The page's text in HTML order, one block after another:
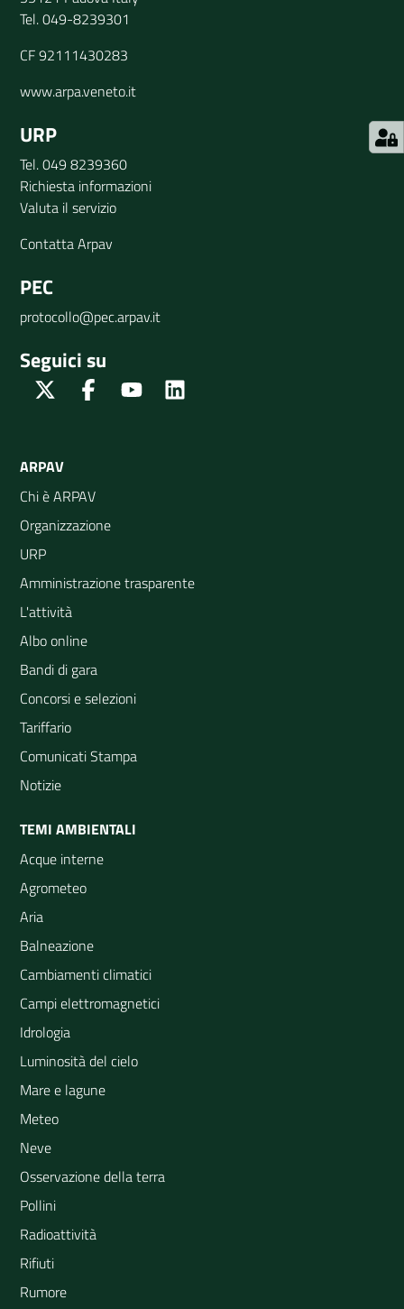
Tel. 049-8239301
CF 92111430283
www.arpa.veneto.it
URP
Tel. 049 8239360
Richiesta informazioni
Valuta il servizio
Contatta Arpav
PEC
protocollo@pec.arpav.it
Seguici su
Twitter FacebookYoutube
ARPAV
Chi è ARPAV
Organizzazione
URP
Amministrazione trasparente
L'attività
Albo online
Bandi di gara
Concorsi e selezioni
Tariffario
Comunicati Stampa
Notizie
TEMI AMBIENTALI
Acque interne
Agrometeo
Aria
Balneazione
Cambiamenti climatici
Campi elettromagnetici
Idrologia
Luminosità del cielo
Mare e lagune
Meteo
Neve
Osservazione della terra
Pollini
Radioattività
Rifiuti
Rumore